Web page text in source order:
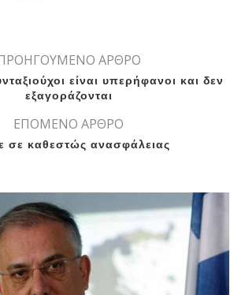
ΑΡΘΡΟ
είναι υπερήφανοι και δεν
εξαγοράζονται
ΕΠΟΜΕΝΟ ΑΡΘΡΟ
σε καθεστώς ανασφάλειας